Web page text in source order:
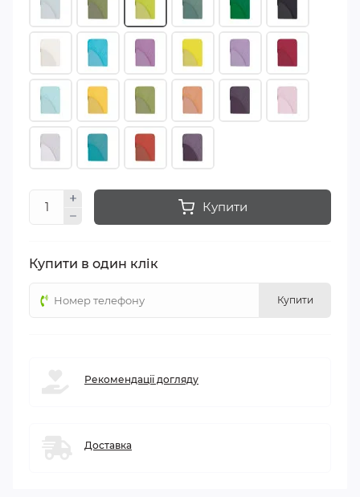
Купити
Купити в один клік
Купити
Рекомендації догляду
Доставка